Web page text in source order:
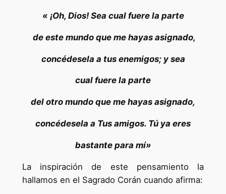
« ¡Oh, Dios! Sea cual fuere la parte
de este mundo que me hayas asignado,
concédesela a tus enemigos; y sea
cual fuere la parte
del otro mundo que me hayas asignado,
concédesela a Tus amigos. Tú ya eres
bastante para mí»
La inspiración de este pensamiento la
hallamos en el Sagrado Corán cuando afirma: